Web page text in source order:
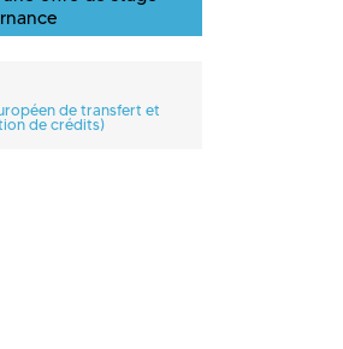
de transfert et
de crédits)